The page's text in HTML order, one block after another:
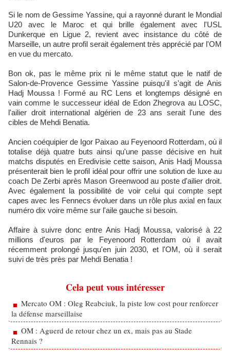
Si le nom de Gessime Yassine, qui a rayonné durant le Mondial
U20 avec le Maroc et qui brille également avec l'USL
Dunkerque en Ligue 2, revient avec insistance du côté de
Marseille, un autre profil serait également très apprécié par l'OM
en vue du mercato.
Bon ok, pas le même prix ni le même statut que le natif de
Salon-de-Provence Gessime Yassine puisqu'il s'agit de Anis
Hadj Moussa ! Formé au RC Lens et longtemps désigné en
vain comme le successeur idéal de Edon Zhegrova au LOSC,
l'ailier droit international algérien de 23 ans serait l'une des
cibles de Mehdi Benatia.
Ancien coéquipier de Igor Paixao au Feyenoord Rotterdam, où il
totalise déjà quatre buts ainsi qu'une passe décisive en huit
matchs disputés en Eredivisie cette saison, Anis Hadj Moussa
présenterait bien le profil idéal pour offrir une solution de luxe au
coach De Zerbi après Mason Greenwood au poste d'ailier droit.
Avec également la possibilité de voir celui qui compte sept
capes avec les Fennecs évoluer dans un rôle plus axial en faux
numéro dix voire même sur l'aile gauche si besoin.
Affaire à suivre donc entre Anis Hadj Moussa, valorisé à 22
millions d'euros par le Feyenoord Rotterdam où il avait
récemment prolongé jusqu'en juin 2030, et l'OM, où il serait
suivi de très près par Mehdi Benatia !
Cela peut vous intéresser
Mercato OM : Oleg Reabciuk, la piste low cost pour renforcer
la défense marseillaise
OM : Aguerd de retour chez un ex, mais pas au Stade
Rennais ?